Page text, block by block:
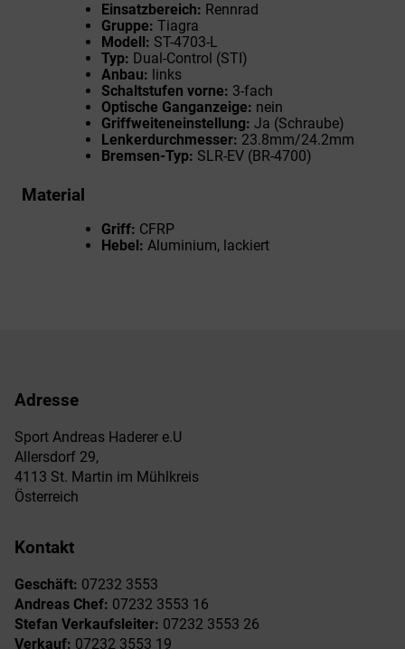
Einsatzbereich: Rennrad
Gruppe: Tiagra
Modell: ST-4703-L
Typ: Dual-Control (STI)
Anbau: links
Schaltstufen vorne: 3-fach
Optische Ganganzeige: nein
Griffweiteneinstellung: Ja (Schraube)
Lenkerdurchmesser: 23.8mm/24.2mm
Bremsen-Typ: SLR-EV (BR-4700)
Material
Griff: CFRP
Hebel: Aluminium, lackiert
Adresse
Sport Andreas Haderer e.U
Allersdorf 29,
4113 St. Martin im Mühlkreis
Österreich
Kontakt
Geschäft: 07232 3553
Andreas Chef: 07232 3553 16
Stefan Verkaufsleiter: 07232 3553 26
Verkauf: 07232 3553 19